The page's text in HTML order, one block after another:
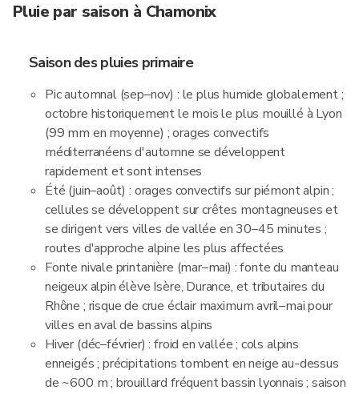
Pluie par saison à Chamonix
Saison des pluies primaire
Pic automnal (sep–nov) : le plus humide globalement ;
octobre historiquement le mois le plus mouillé à Lyon
(99 mm en moyenne) ; orages convectifs
méditerranéens d'automne se développent
rapidement et sont intenses
Été (juin–août) : orages convectifs sur piémont alpin ;
cellules se développent sur crêtes montagneuses et
se dirigent vers villes de vallée en 30–45 minutes ;
routes d'approche alpine les plus affectées
Fonte nivale printanière (mar–mai) : fonte du manteau
neigeux alpin élève Isère, Durance, et tributaires du
Rhône ; risque de crue éclair maximum avril–mai pour
villes en aval de bassins alpins
Hiver (déc–février) : froid en vallée ; cols alpins
enneigés ; précipitations tombent en neige au-dessus
de ~600 m ; brouillard fréquent bassin lyonnais ; saison